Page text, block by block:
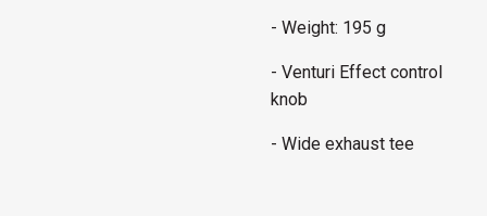
- Weight: 195 g
- Venturi Effect control
knob
- Wide exhaust tee